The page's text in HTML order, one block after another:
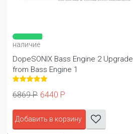
наличие
DopeSONIX Bass Engine 2 Upgrade
from Bass Engine 1
6869 Р 6440 Р
Добавить в корзину